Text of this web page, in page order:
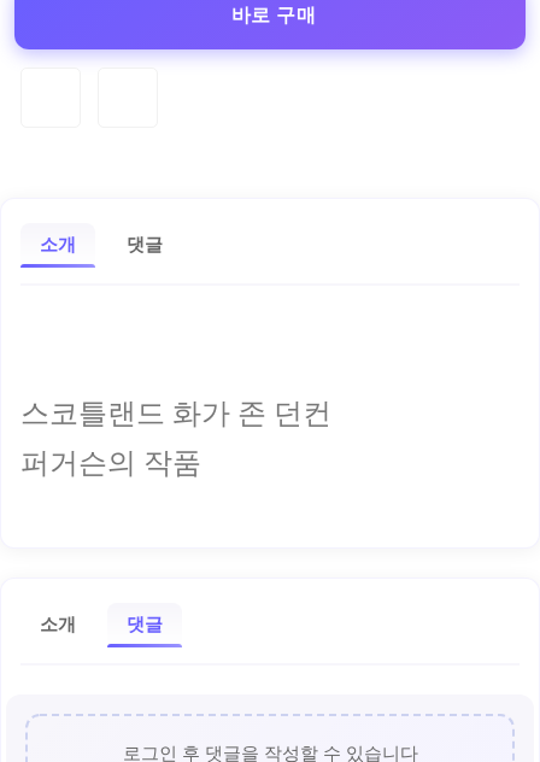
바로 구매
소개 댓글
스코틀랜드 화가 존 던컨
퍼거슨의 작품
소개 댓글
로그인 후 댓글을 작성할 수 있습니다